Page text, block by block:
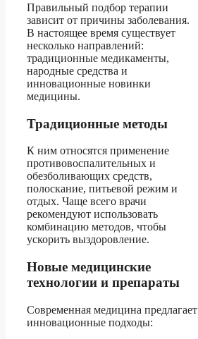
Правильный подбор терапии
зависит от причины заболевания.
В настоящее время существует
несколько направлений:
традиционные медикаменты,
народные средства и
инновационные новинки
медицины.
Традиционные методы
К ним относятся применение
противовоспалительных и
обезболивающих средств,
полоскание, питьевой режим и
отдых. Чаще всего врачи
рекомендуют использовать
комбинацию методов, чтобы
ускорить выздоровление.
Новые медицинские
технологии и препараты
Современная медицина предлагает
инновационные подходы: